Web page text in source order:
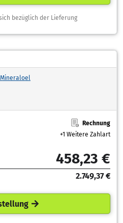
bezüglich der Lieferung
Rechnung
+1 Weitere Zahlart
458,23 €
2.749,37 €